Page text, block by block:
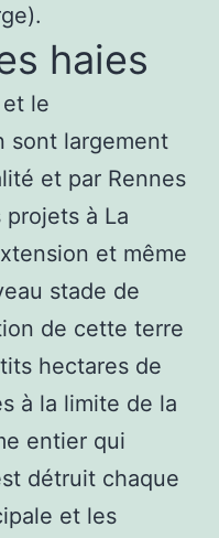
haies
le
sont largement
et par Rennes
à La
et même
stade de
de cette terre
hectares de
à la limite de la
entier qui
détruit chaque
et les